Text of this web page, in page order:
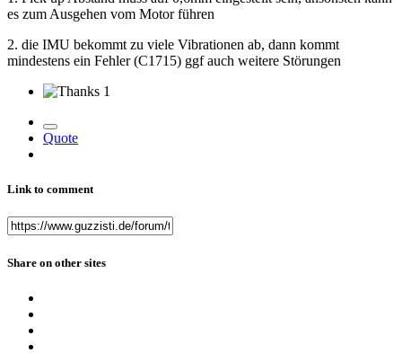
es zum Ausgehen vom Motor führen
2. die IMU bekommt zu viele Vibrationen ab, dann kommt
mindestens ein Fehler (C1715) ggf auch weitere Störungen
1
Quote
Link to comment
Share on other sites